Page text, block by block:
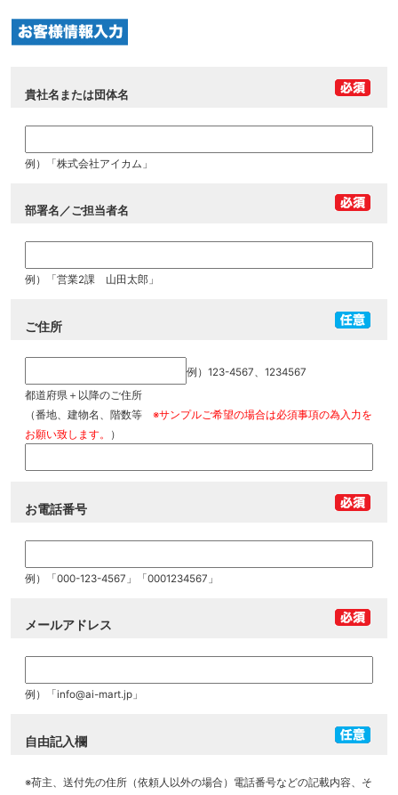
貴社名または団体名
例）「株式会社アイカム」
部署名／ご担当者名
例）「営業2課 山田太郎」
ご住所
例）123-4567、1234567
都道府県＋以降のご住所
（番地、建物名、階数等 ※サンプルご希望の場合は必須事項の為入力を
お願い致します。
）
お電話番号
例）「000-123-4567」「0001234567」
メールアドレス
例）「info@ai-mart.jp」
自由記入欄
※荷主、送付先の住所（依頼人以外の場合）電話番号などの記載内容、そ